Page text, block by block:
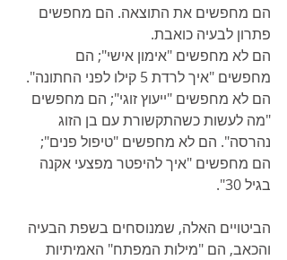
הם מחפשים את התוצאה. הם מחפשים
פתרון לבעיה כואבת.
הם לא מחפשים "אימון אישי"; הם
מחפשים "איך לרדת 5 קילו לפני החתונה".
הם לא מחפשים "ייעוץ זוגי"; הם מחפשים
"מה לעשות כשהתקשורת עם בן הזוג
נהרסה". הם לא מחפשים "טיפול פנים";
הם מחפשים "איך להיפטר מפצעי אקנה
בגיל 30".
הביטויים האלה, שמנוסחים בשפת הבעיה
והכאב, הם "מילות המפתח" האמיתיות